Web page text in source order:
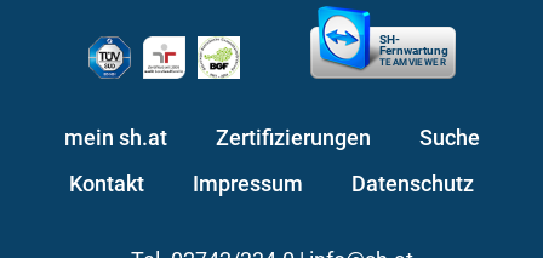
SH-
Fernwartung
TEAMVIEWER
mein sh.at Zertifizierungen
Suche
Kontakt
Impressum Datenschutz